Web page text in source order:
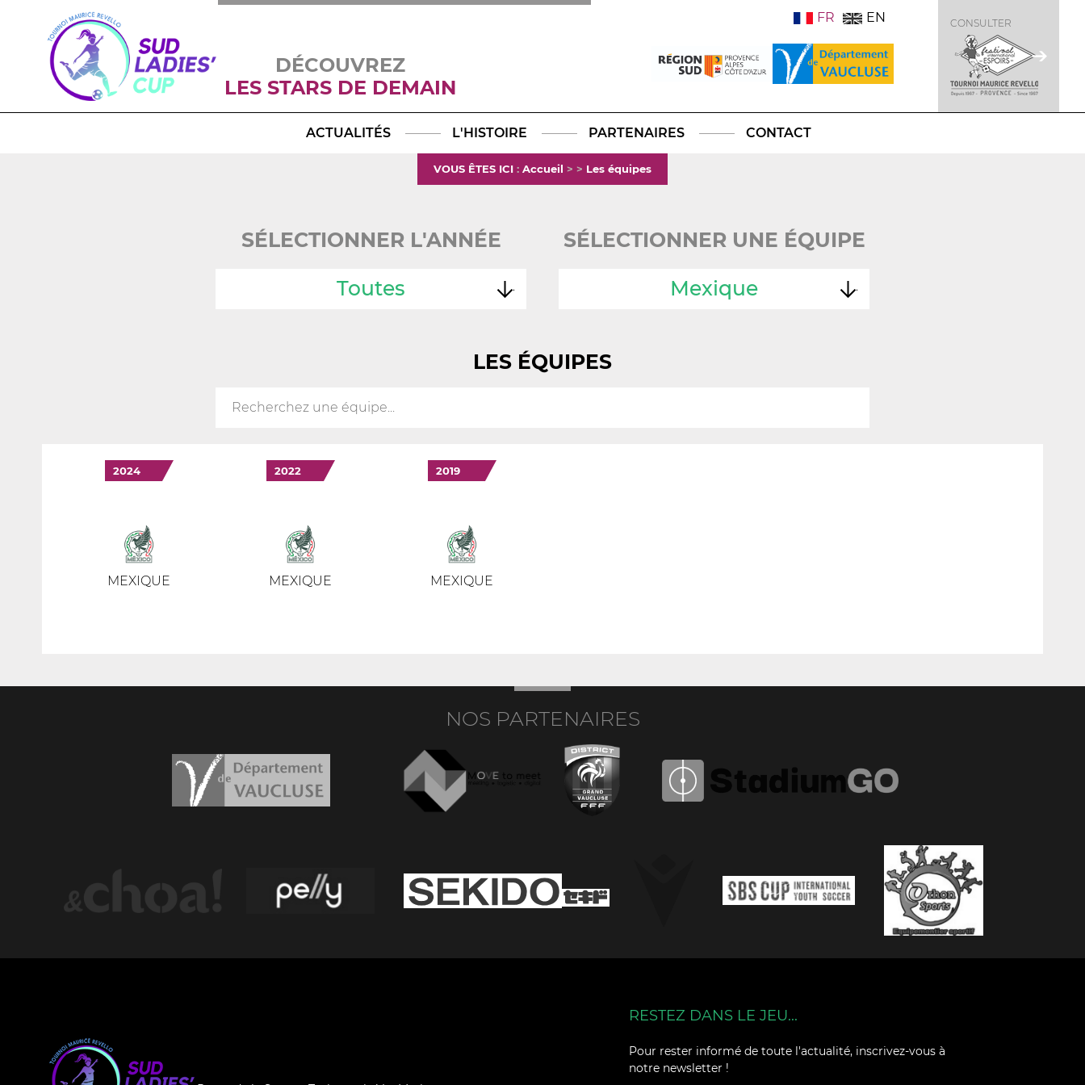
DÉCOUVREZ
LES STARS DE DEMAIN
TikTokLinkedIn
X
FR EN CONSULTER
ACTUALITÉS L'HISTOIRE PARTENAIRES CONTACT
VOUS ÊTES ICI : Accueil > > Les équipes
SÉLECTIONNER L'ANNÉE
Toutes
SÉLECTIONNER UNE ÉQUIPE
Mexique
LES ÉQUIPES
2024
MEXIQUE
2022
MEXIQUE
2019
MEXIQUE
NOS PARTENAIRES
YouTube
RESTEZ DANS LE JEU...
Pour rester informé de toute l'actualité, inscrivez-vous à
notre newsletter !